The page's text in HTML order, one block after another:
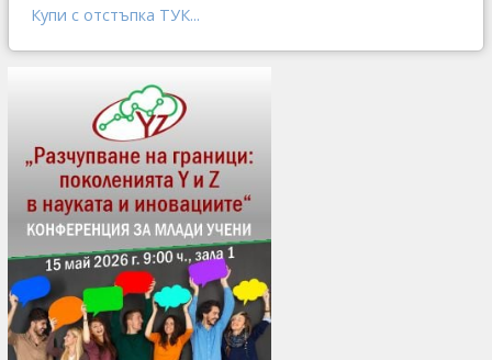
Купи с отстъпка ТУК...